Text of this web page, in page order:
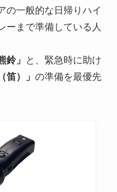
の一般的な日帰りハイ
ーまで準備している人
鈴」
と、緊急時に助け
笛）」 の準備を最優先